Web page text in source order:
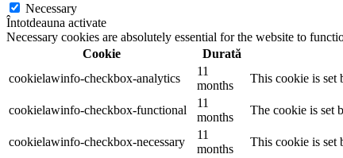
Necessary
Întotdeauna activate
Necessary cookies are absolutely essential for the website to
Cookie
Durată
cookielawinfo-checkbox-analytics
11
months
This cookie is set
cookielawinfo-checkbox-functional
11
months
The cookie is set
cookielawinfo-checkbox-necessary
11
months
This cookie is set